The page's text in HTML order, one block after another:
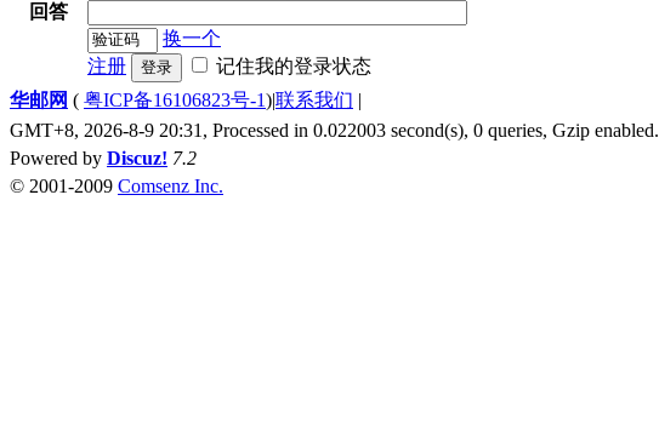
回答
换一个
注册
登录
记住我的登录状态
华邮网 ( 粤ICP备16106823号-1)|联系我们 |
GMT+8, 2026-8-9 20:31, Processed in 0.022003 second(s), 0 queries, Gzip enabled.
Powered by Discuz! 7.2
© 2001-2009 Comsenz Inc.